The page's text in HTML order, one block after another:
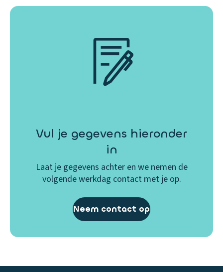
Vul je gegevens hieronder
in
Laat je gegevens achter en we nemen de
volgende werkdag contact met je op.
Neem contact op